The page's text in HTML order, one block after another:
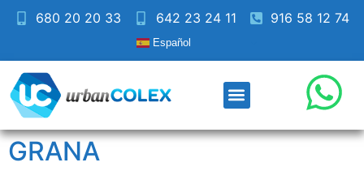
680 20 20 33 642 23 24 11 916 58 12 74
Español
GRANA